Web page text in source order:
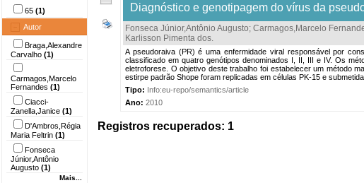
65 (1)
Autor
Braga,Alexandre
Carvalho (1)
Carmagos,Marcelo
Fernandes (1)
Ciacci-
Zanella,Janice (1)
D'Ambros,Régia
Maria Feltrin (1)
Fonseca
Júnior,Antônio
Augusto (1)
Mais...
Diagnóstico e genotipagem do vírus da
Fonseca Júnior,Antônio Augusto; Carmagos,Marcelo
Karlisson Pimenta dos.
A pseudoraiva (PR) é uma enfermidade viral responsável por
classificado em quatro genótipos denominados I, II, III e IV. Os
eletroforese. O objetivo deste trabalho foi estabelecer um método
estirpe padrão Shope foram replicadas em células PK-15 e
Tipo: Info:eu-repo/semantics/article
Ano: 2010
Registros recuperados: 1